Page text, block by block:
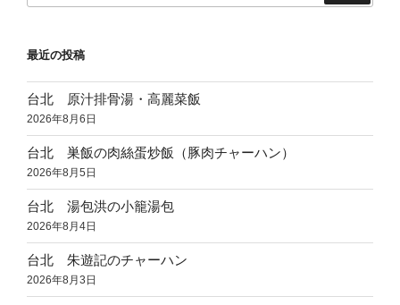
最近の投稿
台北 原汁排骨湯・高麗菜飯
2026年8月6日
台北 巣飯の肉絲蛋炒飯（豚肉チャーハン）
2026年8月5日
台北 湯包洪の小籠湯包
2026年8月4日
台北 朱遊記のチャーハン
2026年8月3日